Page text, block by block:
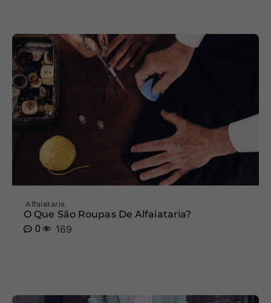
Alfaiataria
O Que São Roupas De Alfaiataria?
0
169